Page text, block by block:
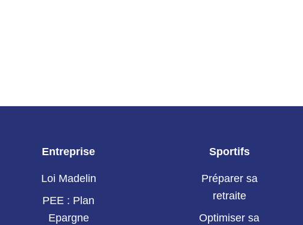
Entreprise
Loi Madelin
PEE : Plan
Epargne
Sportifs
Préparer sa
retraite
Optimiser sa